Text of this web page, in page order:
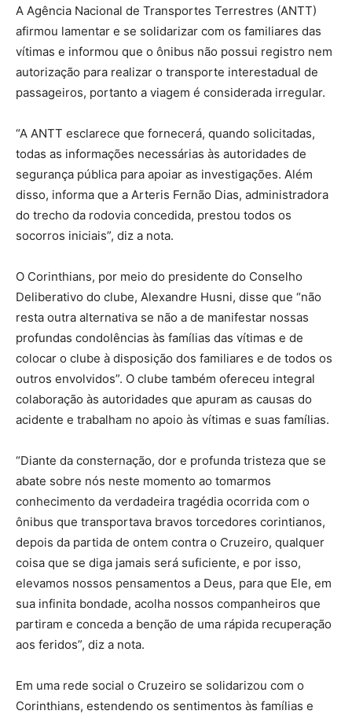
A Agência Nacional de Transportes Terrestres (ANTT)
afirmou lamentar e se solidarizar com os familiares das
vítimas e informou que o ônibus não possui registro nem
autorização para realizar o transporte interestadual de
passageiros, portanto a viagem é considerada irregular.
“A ANTT esclarece que fornecerá, quando solicitadas,
todas as informações necessárias às autoridades de
segurança pública para apoiar as investigações. Além
disso, informa que a Arteris Fernão Dias, administradora
do trecho da rodovia concedida, prestou todos os
socorros iniciais”, diz a nota.
O Corinthians, por meio do presidente do Conselho
Deliberativo do clube, Alexandre Husni, disse que “não
resta outra alternativa se não a de manifestar nossas
profundas condolências às famílias das vítimas e de
colocar o clube à disposição dos familiares e de todos os
outros envolvidos”. O clube também ofereceu integral
colaboração às autoridades que apuram as causas do
acidente e trabalham no apoio às vítimas e suas famílias.
“Diante da consternação, dor e profunda tristeza que se
abate sobre nós neste momento ao tomarmos
conhecimento da verdadeira tragédia ocorrida com o
ônibus que transportava bravos torcedores corintianos,
depois da partida de ontem contra o Cruzeiro, qualquer
coisa que se diga jamais será suficiente, e por isso,
elevamos nossos pensamentos a Deus, para que Ele, em
sua infinita bondade, acolha nossos companheiros que
partiram e conceda a benção de uma rápida recuperação
aos feridos”, diz a nota.
Em uma rede social o Cruzeiro se solidarizou com o
Corinthians, estendendo os sentimentos às famílias e